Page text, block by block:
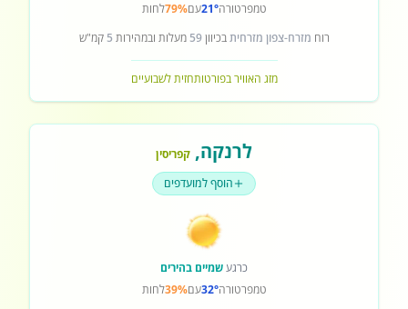
טמפרטורה21°עם79%לחות
רוח מזרח-צפון מזרחיתבכיוון59 מעלות ובמהירות 5 קמ"ש
מזג האוויר בפורטותחזית לשבועיים
לרנקה, קפריסין
הוסף למועדפים
כרגעשמיים בהירים
טמפרטורה32°עם39%לחות